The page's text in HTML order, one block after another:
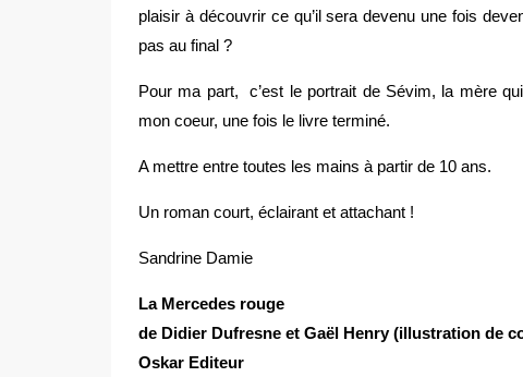
plaisir à découvrir ce qu’il sera devenu une fois
pas au final ?
Pour ma part, c’est le portrait de Sévim, la mère
mon coeur, une fois le livre terminé.
A mettre entre toutes les mains à partir de 10 ans.
Un roman court, éclairant et attachant !
Sandrine Damie
La Mercedes rouge
de Didier Dufresne et Gaël Henry (illustration de
Oskar Editeur